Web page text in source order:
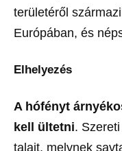
területéről
Európában, és
Elhelyezés
A hófényt
kell ültetni.
talajt, melynek